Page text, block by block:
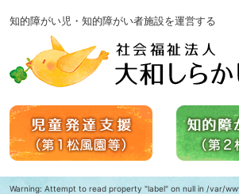
知的障がい児・知的障がい者施設を運営する
Warning: Attempt to read property "label" on null in /var/